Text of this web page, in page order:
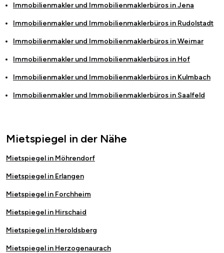
Immobilienmakler und Immobilienmaklerbüros inJena
Immobilienmakler und Immobilienmaklerbüros in Rudolstadt
Immobilienmakler und Immobilienmaklerbüros inWeimar
Immobilienmakler und Immobilienmaklerbüros in Hof
Immobilienmakler und Immobilienmaklerbüros in Kulmbach
Immobilienmakler und Immobilienmaklerbüros in Saalfeld
Mietspiegel in der Nähe
Mietspiegel in Möhrendorf
Mietspiegel in Erlangen
Mietspiegel in Forchheim
Mietspiegel in Hirschaid
Mietspiegel in Heroldsberg
Mietspiegel in Herzogenaurach